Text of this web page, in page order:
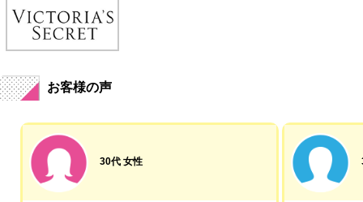
お客様の声
30代 女性